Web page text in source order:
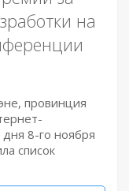
на
провинция
8-го ноября
список